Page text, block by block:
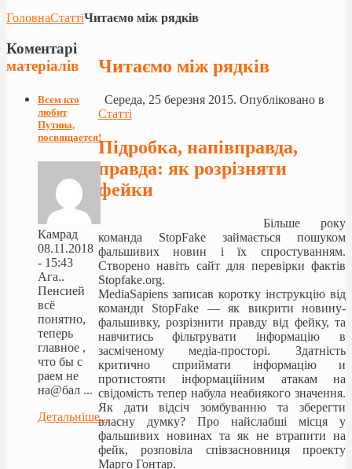
ГоловнаСтаттіЧитаємо між рядків
Читаємо між рядків
Середа, 25 березня 2015. Опубліковано в
Статті
Підробка, напівправда,
правда: як розрізняти
фейки
Більше року
команда StopFake займається пошуком
фальшивих новин і їх спростуванням.
Створено навіть сайт для перевірки фактів
Stopfake.org.
MediaSapiens записав коротку інструкцію від
команди StopFake — як викрити новину-
фальшивку, розрізнити правду від фейку, та
навчитись фільтрувати інформацію в
засміченому медіа-просторі. Здатність
критично сприймати інформацію и
протистояти інформаційним атакам на
свідомість тепер набула неабиякого значення.
Як дати відсіч зомбуванню та зберегти
власну думку? Про найслабші місця у
фальшивих новинах та як не втрапити на
фейк, розповіла співзасновниця проекту
Марго Гонтар.
Коментарі
матеріалів
Всем кто
любит
Путина,
посвящается!
Камрад
08.11.2018
- 15:43
Ага..
Пенсией
всё
понятно,
теперь
главное ,
что бы с
раем не
на@бал ...
Детальніше...